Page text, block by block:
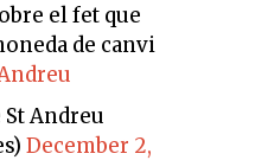
el fet que
de canvi
Andreu
December 2,